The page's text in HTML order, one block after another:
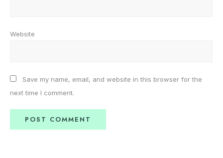
Website
Save my name, email, and website in this browser for the
next time I comment.